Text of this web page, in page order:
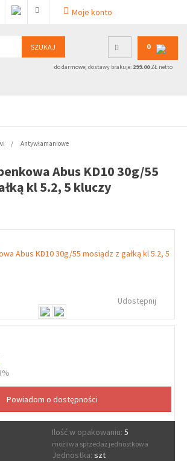
Moje konto
SZUKAJ 0
do darmowej dostawy brakuje: 299.00ZŁ netto
Antywłamaniowe
Abus KD10 30g/55
kl 5.2, 5 kluczy
Udostępnij
Ilość w opakowaniu: 5
możliwa sprzedaż jednostkowa
Jednostka: szt